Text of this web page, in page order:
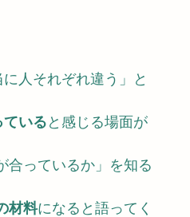
人それぞれ違う」と
いる と感じる場面が
合っているか」を知る
材料になると語ってく